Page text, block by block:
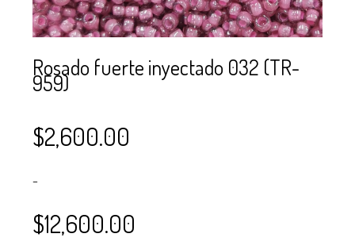
Rosado fuerte inyectado 032 (TR-
959)
$2,600.00
–
$12,600.00